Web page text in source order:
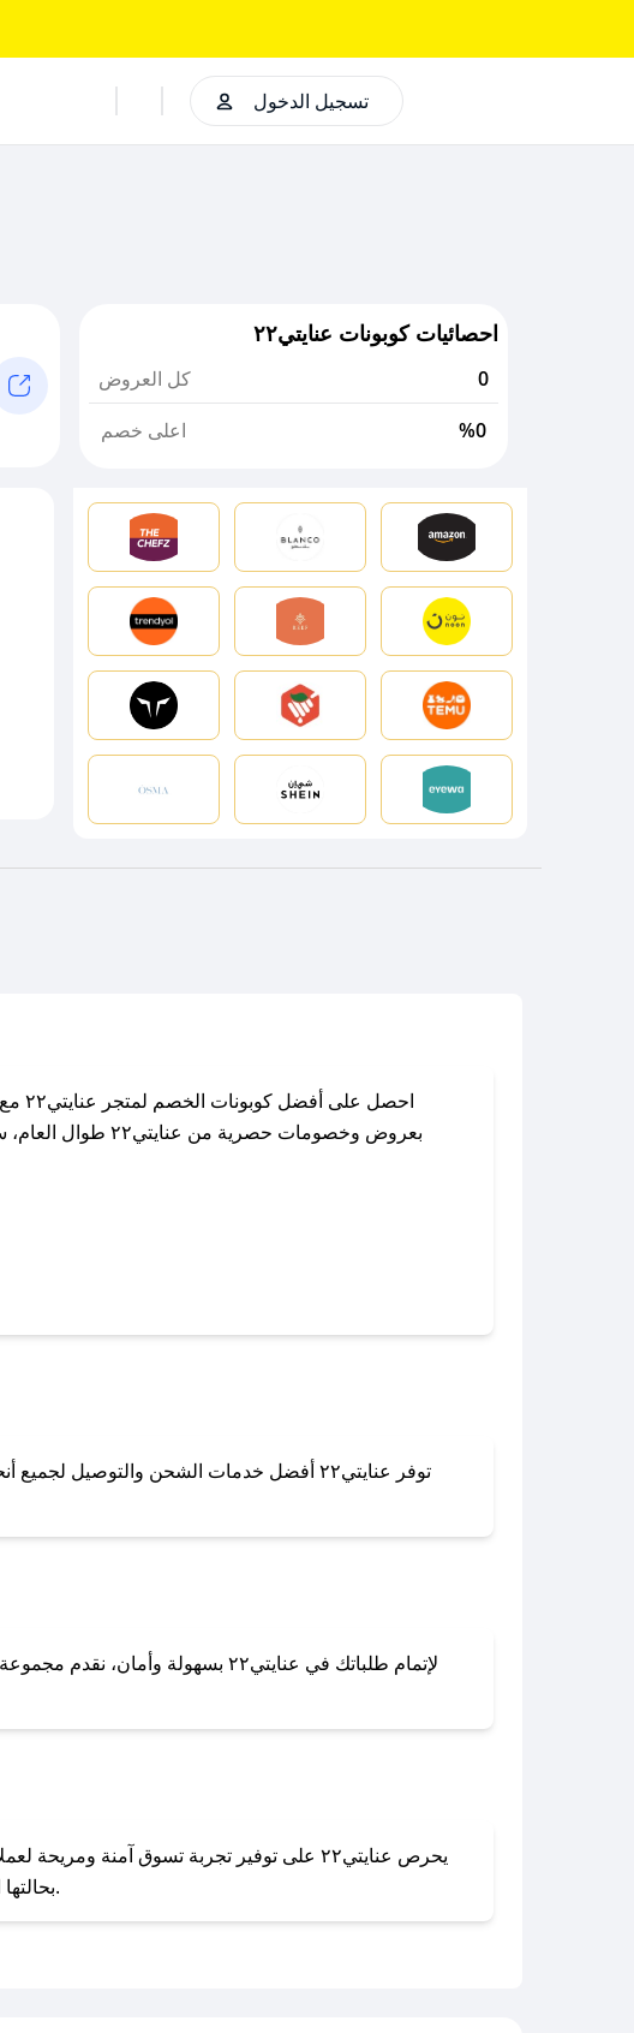
تسجيل الدخول
احصائيات كوبونات عنايتي٢٢
كل العروض
0
اعلى خصم
%0
بعروض وخصومات
لا تقلق! يمكنك التواصل مع فريق
توفر عنايتي٢٢ أفضل خدمات الشحن
لإتمام طلباتك في عنايتي٢٢
بحالتها الأصلية وغير مستخدمة. يمكنك تقديم طلب الإرجاع بسهولة عبر موقعنا الإلكتروني أو من خلال خدمة العملاء.